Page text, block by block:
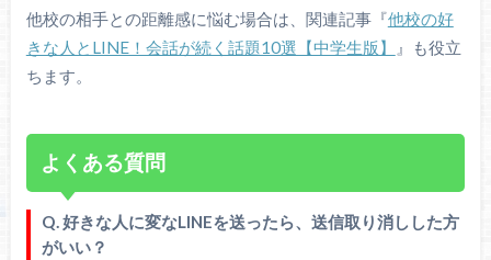
他校の相手との距離感に悩む場合は、関連記事『他校の好
きな人とLINE！会話が続く話題10選【中学生版】
』も役立
ちます。
よくある質問
Q. 好きな人に変なLINEを送ったら、送信取り消しした方
がいい？